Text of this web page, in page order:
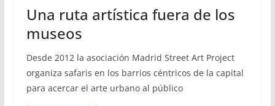
Una ruta artística fuera de los
museos
Desde 2012 la asociación Madrid Street Art Project
organiza safaris en los barrios céntricos de la capital
para acercar el arte urbano al público